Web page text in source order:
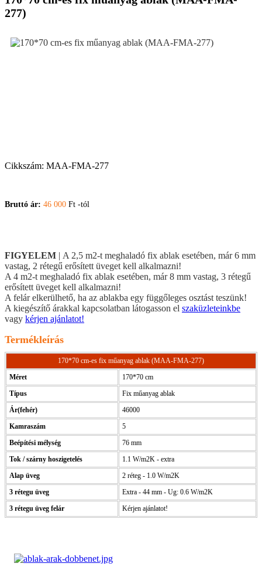
277)
Cikkszám: MAA-FMA-277
Bruttó ár: 46 000 Ft -tól
FIGYELEM | A 2,5 m2-t meghaladó fix ablak esetében, már 6 mm
vastag, 2 rétegű erősített üveget kell alkalmazni!
A 4 m2-t meghaladó fix ablak esetében, már 8 mm vastag, 3 rétegű
erősített üveget kell alkalmazni!
A felár elkerülhető, ha az ablakba egy függőleges osztást teszünk!
A kiegészítő árakkal kapcsolatban látogasson el szaküzleteinkbe
vagy kérjen ajánlatot!
Termékleírás
170*70 cm-es fix műanyag ablak (MAA-FMA-277)
Méret
170*70 cm
Típus
Fix műanyag ablak
Ár(fehér)
46000
Kamraszám
5
Beépítési mélység
76 mm
Tok / szárny hoszigetelés
1.1 W/m2K - extra
Alap üveg
2 réteg - 1.0 W/m2K
3 rétegu üveg
Extra - 44 mm - Ug: 0.6 W/m2K
3 rétegu üveg felár
Kérjen ajánlatot!